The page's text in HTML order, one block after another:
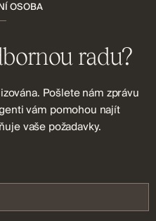
OSOBA
radu?
Pošlete nám zprávu
vám pomohou najít
vaše požadavky.